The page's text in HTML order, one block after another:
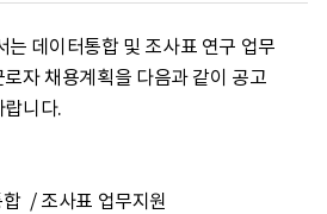
는 데이터통합 및 조사표 연구 업무
자 채용계획을 다음과 같이 공고
니다.
/ 조사표 업무지원